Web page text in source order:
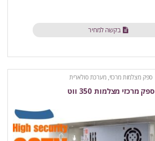
בקשה למחיר
ספק מצלמות מרכזי, מערכת סולארית
ספק מרכזי מצלמות 350 ווט